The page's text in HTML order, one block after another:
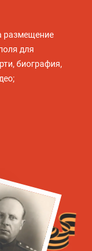
размещение
для
биография,